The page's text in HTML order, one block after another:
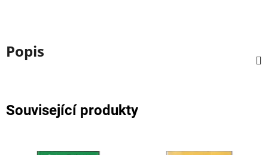
Popis
Související produkty